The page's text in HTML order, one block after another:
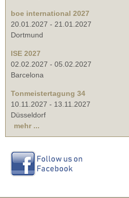
boe international 2027
20.01.2027 - 21.01.2027
Dortmund
ISE 2027
02.02.2027 - 05.02.2027
Barcelona
Tonmeistertagung 34
10.11.2027 - 13.11.2027
Düsseldorf
mehr ...